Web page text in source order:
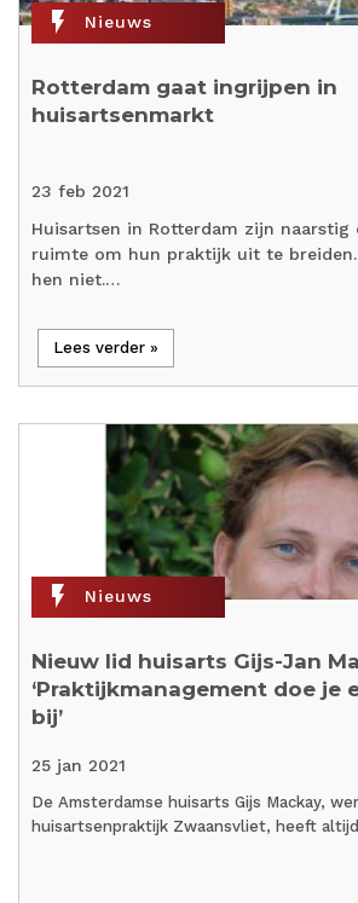
flash_on Nieuws
Rotterdam gaat ingrijpen in
huisartsenmarkt
23 feb 2021
Huisartsen in Rotterdam zijn naarstig
ruimte om hun praktijk uit te
hen niet.…
Lees verder »
flash_on Nieuws
Nieuw lid huisarts Gijs-Jan
‘Praktijkmanagement doe je
bij’
25 jan 2021
De Amsterdamse huisarts Gijs Mackay,
huisartsenpraktijk Zwaansvliet, heeft